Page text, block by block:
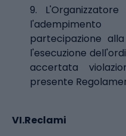
9.
partecipazione
l'esecuzione
accertata
presente
VI.Reclami